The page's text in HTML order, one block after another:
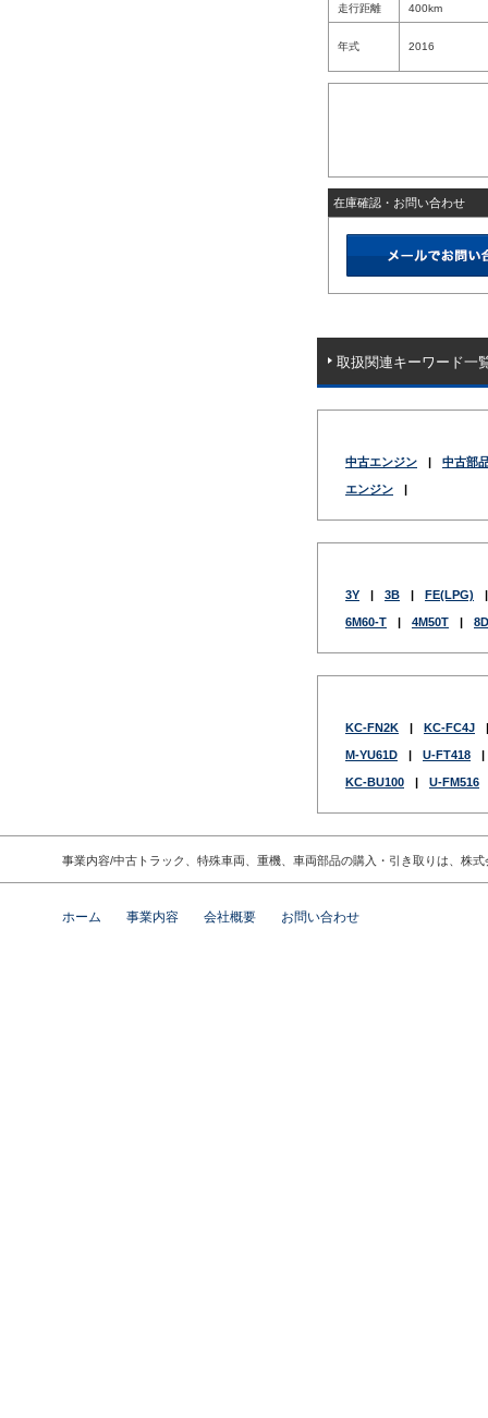
走行距離 400km
年式 2016
在庫確認・お問い合わせ
取扱関連キーワード一
中古エンジン | 中古部
エンジン |
3Y | 3B | FE(LPG) |
6M60-T | 4M50T |
KC-FN2K | KC-FC4J |
M-YU61D | U-FT418 |
KC-BU100 | U-FM516
事業内容/中古トラック、特殊車両、重機、車両部品の購入・引き取りは、株
ホーム 事業内容 会社概要 お問い合わせ